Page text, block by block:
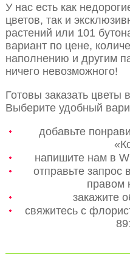
У нас есть как
цветов, так и
растений или 101
вариант по цене,
наполнению и другим
ничего невозможного!
Готовы заказать цветы
Выберите удобный
добавьте
напишите нам в
отправьте запрос
правом
закажите
свяжитесь с